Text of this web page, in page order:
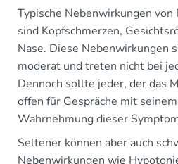
Typische Nebenwirkungen von
sind Kopfschmerzen,
Nase. Diese Nebenwirkungen
moderat und treten nicht bei
Dennoch sollte jeder, der das
offen für Gespräche mit
Wahrnehmung dieser
Seltener können aber auch
Nebenwirkungen wie